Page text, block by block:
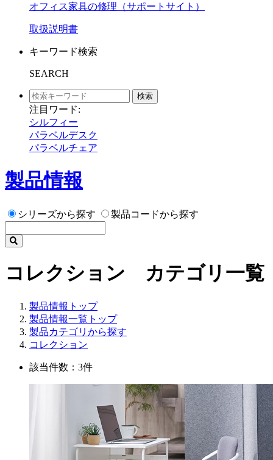
オフィス家具の修理（サポートサイト）
取扱説明書
キーワード検索
SEARCH
検索
注目ワード:
シルフィー
パラベルデスク
パラベルチェア
製品情報
シリーズから探す 製品コードから探す
コレクション カテゴリ一覧
製品情報トップ
製品情報一覧トップ
製品カテゴリから探す
コレクション
該当件数：3件